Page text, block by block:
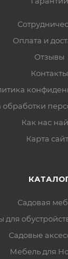
Оплата и
Отзывы
Контакты
обработки
Как нас
Карта
Садовая
для
Садовые
Мебель для